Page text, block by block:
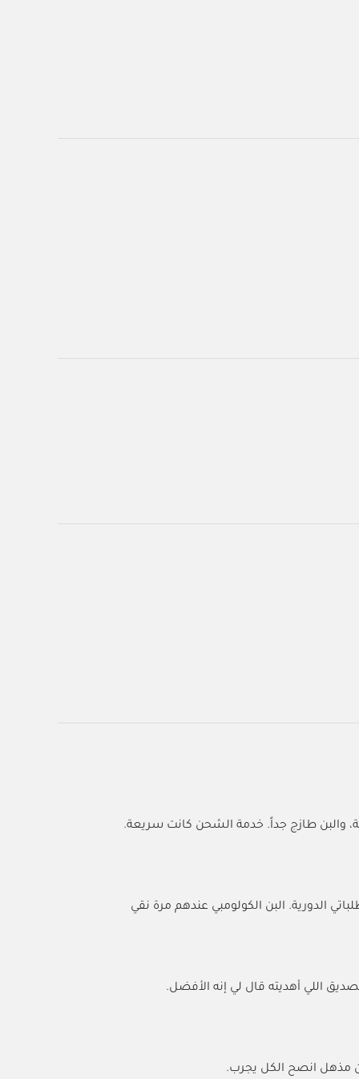
الدورية. البن الكولومبي عندهم مرة نقي
اللي أهديته قال لي إنه الأفضل.
مذهل انصح الكل يجرب.